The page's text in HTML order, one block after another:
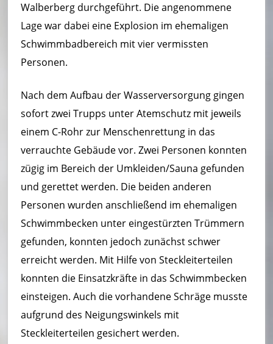
e
h
r
o
r
n
h
ei
m
–
L
ö
s
c
Walberberg durchgeführt. Die angenommene
Lage war dabei eine Explosion im ehemaligen
Schwimmbadbereich mit vier vermissten
Personen.
Nach dem Aufbau der Wasserversorgung gingen
sofort zwei Trupps unter Atemschutz mit jeweils
einem C-Rohr zur Menschenrettung in das
verrauchte Gebäude vor. Zwei Personen konnten
zügig im Bereich der Umkleiden/Sauna gefunden
und gerettet werden. Die beiden anderen
Personen wurden anschließend im ehemaligen
Schwimmbecken unter eingestürzten Trümmern
gefunden, konnten jedoch zunächst schwer
erreicht werden. Mit Hilfe von Steckleiterteilen
konnten die Einsatzkräfte in das Schwimmbecken
einsteigen. Auch die vorhandene Schräge musste
aufgrund des Neigungswinkels mit
Steckleiterteilen gesichert werden.